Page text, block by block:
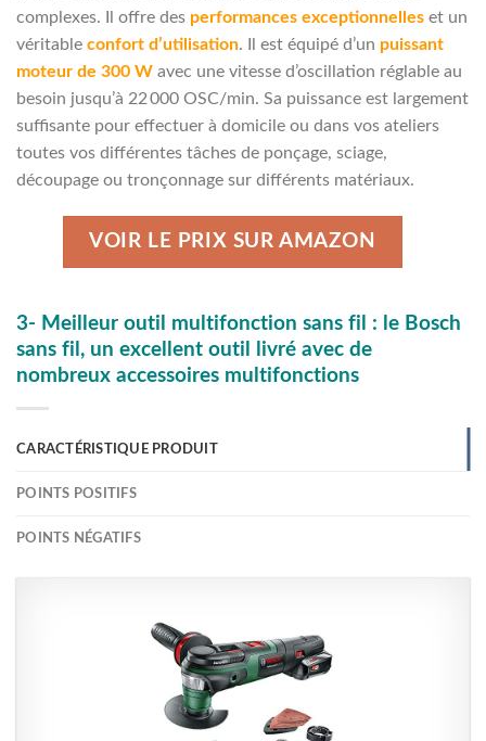
complexes. Il offre des performances exceptionnelles et un
véritable confort d’utilisation. Il est équipé d’un puissant
moteur de 300 W avec une vitesse d’oscillation réglable au
besoin jusqu’à 22 000 OSC/min. Sa puissance est largement
suffisante pour effectuer à domicile ou dans vos ateliers
toutes vos différentes tâches de ponçage, sciage,
découpage ou tronçonnage sur différents matériaux.
VOIR LE PRIX SUR AMAZON
3- Meilleur outil multifonction sans fil : le Bosch
sans fil, un excellent outil livré avec de
nombreux accessoires multifonctions
CARACTÉRISTIQUE PRODUIT
POINTS POSITIFS
POINTS NÉGATIFS